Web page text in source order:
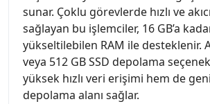
sunar. Çoklu görevlerde hızlı ve
sağlayan bu işlemciler, 16 GB’a
yükseltilebilen RAM ile desteklenir.
veya 512 GB SSD depolama
yüksek hızlı veri erişimi hem de
depolama alanı sağlar.